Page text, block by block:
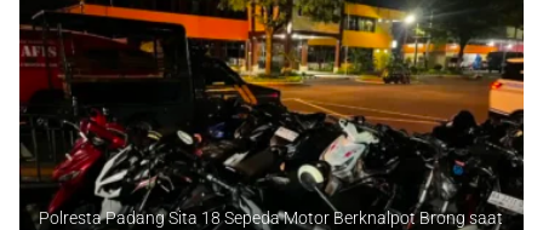
Polresta Padang Sita 18 Sepeda Motor Berknalpot Brong saat